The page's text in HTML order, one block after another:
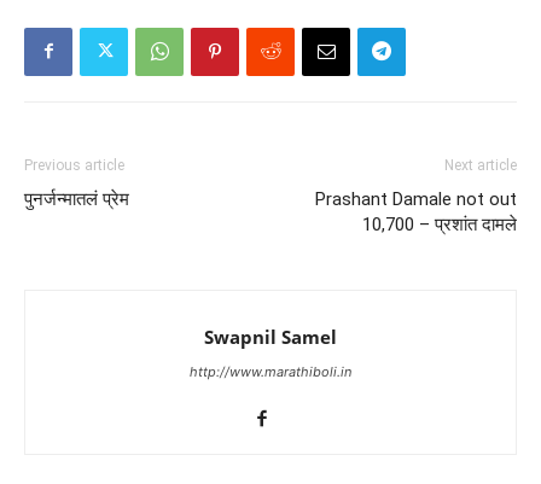
Previous article
पुनर्जन्मातलं प्रेम
Next article
Prashant Damale not out
10,700 – प्रशांत दामले
Swapnil Samel
http://www.marathiboli.in